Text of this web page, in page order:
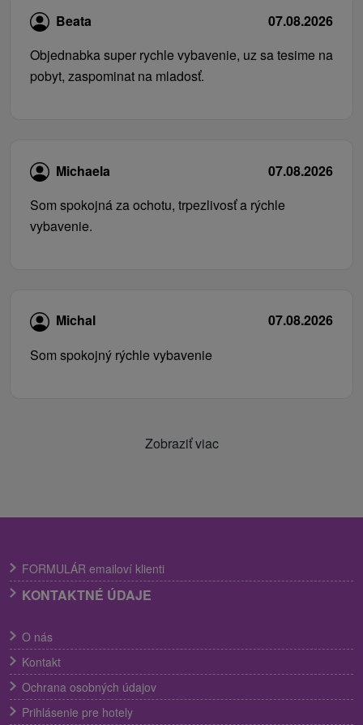
Beata
07.08.2026
Objednabka super rychle vybavenie, uz sa tesime na
pobyt, zaspominat na mladosť.
Michaela
07.08.2026
Som spokojná za ochotu, trpezlivosť a rýchle
vybavenie.
Michal
07.08.2026
Som spokojný rýchle vybavenie
Zobraziť viac
FORMULÁR emailoví klienti
KONTAKTNÉ ÚDAJE
O nás
Kontakt
Ochrana osobných údajov
Prihlásenie pre hotely